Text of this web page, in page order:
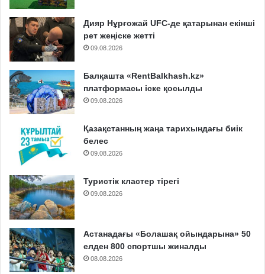
Дияр Нұрғожай UFC-де қатарынан екінші
рет жеңіске жетті
09.08.2026
Балқашта «RentBalkhash.kz»
платформасы іске қосылды
09.08.2026
Қазақстанның жаңа тарихындағы биік
белес
09.08.2026
Туристік кластер тірегі
09.08.2026
Астанадағы «Болашақ ойындарына» 50
елден 800 спортшы жиналды
08.08.2026